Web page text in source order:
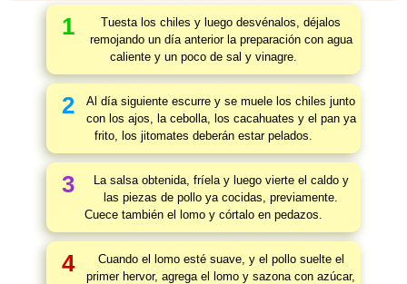
1
Tuesta los chiles y luego desvénalos, déjalos
remojando un día anterior la preparación con agua
caliente y un poco de sal y vinagre.
2
Al día siguiente escurre y se muele los chiles junto
con los ajos, la cebolla, los cacahuates y el pan ya
frito, los jitomates deberán estar pelados.
3
La salsa obtenida, fríela y luego vierte el caldo y
las piezas de pollo ya cocidas, previamente.
Cuece también el lomo y córtalo en pedazos.
4
Cuando el lomo esté suave, y el pollo suelte el
primer hervor, agrega el lomo y sazona con azúcar,